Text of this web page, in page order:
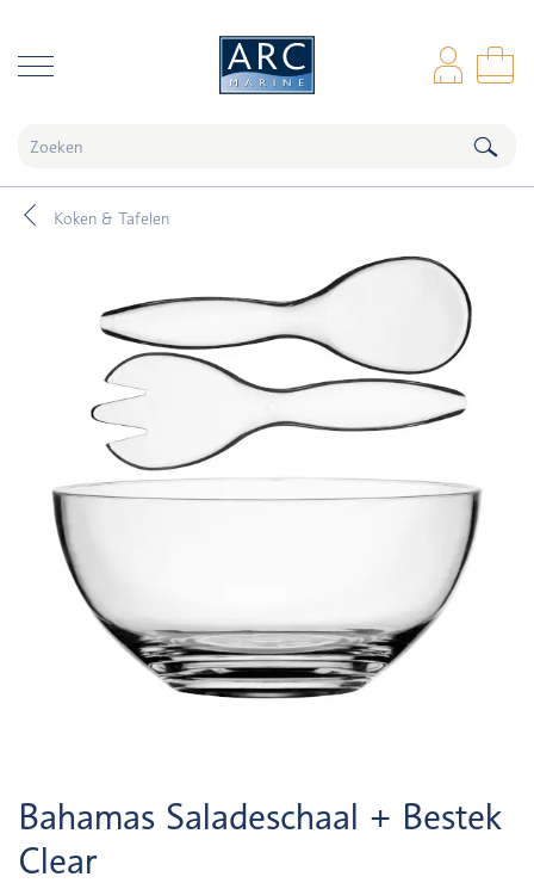
Koken & Tafelen
Bahamas Saladeschaal + Bestek
Clear